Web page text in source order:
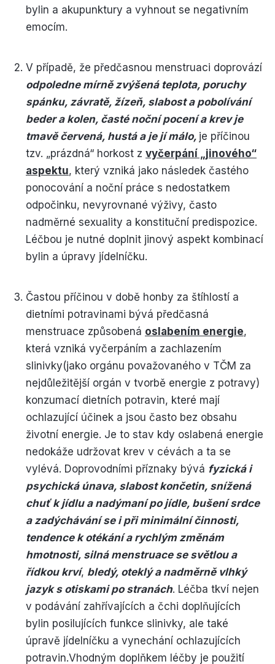
bylin a akupunktury a vyhnout se negativním
emocím.
V případě, že předčasnou menstruaci doprovází
odpoledne mírně zvýšená teplota, poruchy
spánku, závratě, žízeň, slabost a pobolívání
beder a kolen, časté noční pocení a krev je
tmavě červená, hustá a je jí málo, je příčinou
tzv. „prázdná“ horkost z vyčerpání „jinového“
aspektu, který vzniká jako následek častého
ponocování a noční práce s nedostatkem
odpočinku, nevyrovnané výživy, často
nadměrné sexuality a konstituční predispozice.
Léčbou je nutné doplnit jinový aspekt kombinací
bylin a úpravy jídelníčku.
Častou příčinou v době honby za štíhlostí a
dietními potravinami bývá předčasná
menstruace způsobená oslabením energie,
která vzniká vyčerpáním a zachlazením
slinivky(jako orgánu považovaného v TČM za
nejdůležitější orgán v tvorbě energie z potravy)
konzumací dietních potravin, které mají
ochlazující účinek a jsou často bez obsahu
životní energie. Je to stav kdy oslabená energie
nedokáže udržovat krev v cévách a ta se
vylévá. Doprovodními příznaky bývá fyzická i
psychická únava, slabost končetin, snížená
chuť k jídlu a nadýmaní po jídle, bušení srdce
a zadýchávání se i při minimální činnosti,
tendence k otékání a rychlým změnám
hmotnosti, silná menstruace se světlou a
řídkou krví, bledý, oteklý a nadměrně vlhký
jazyk s otiskami po stranách. Léčba tkví nejen
v podávání zahřívajících a čchi doplňujících
bylin posilujících funkce slinivky, ale také
úpravě jídelníčku a vynechání ochlazujících
potravin.Vhodným doplňkem léčby je použití